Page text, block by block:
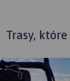
Trasy,